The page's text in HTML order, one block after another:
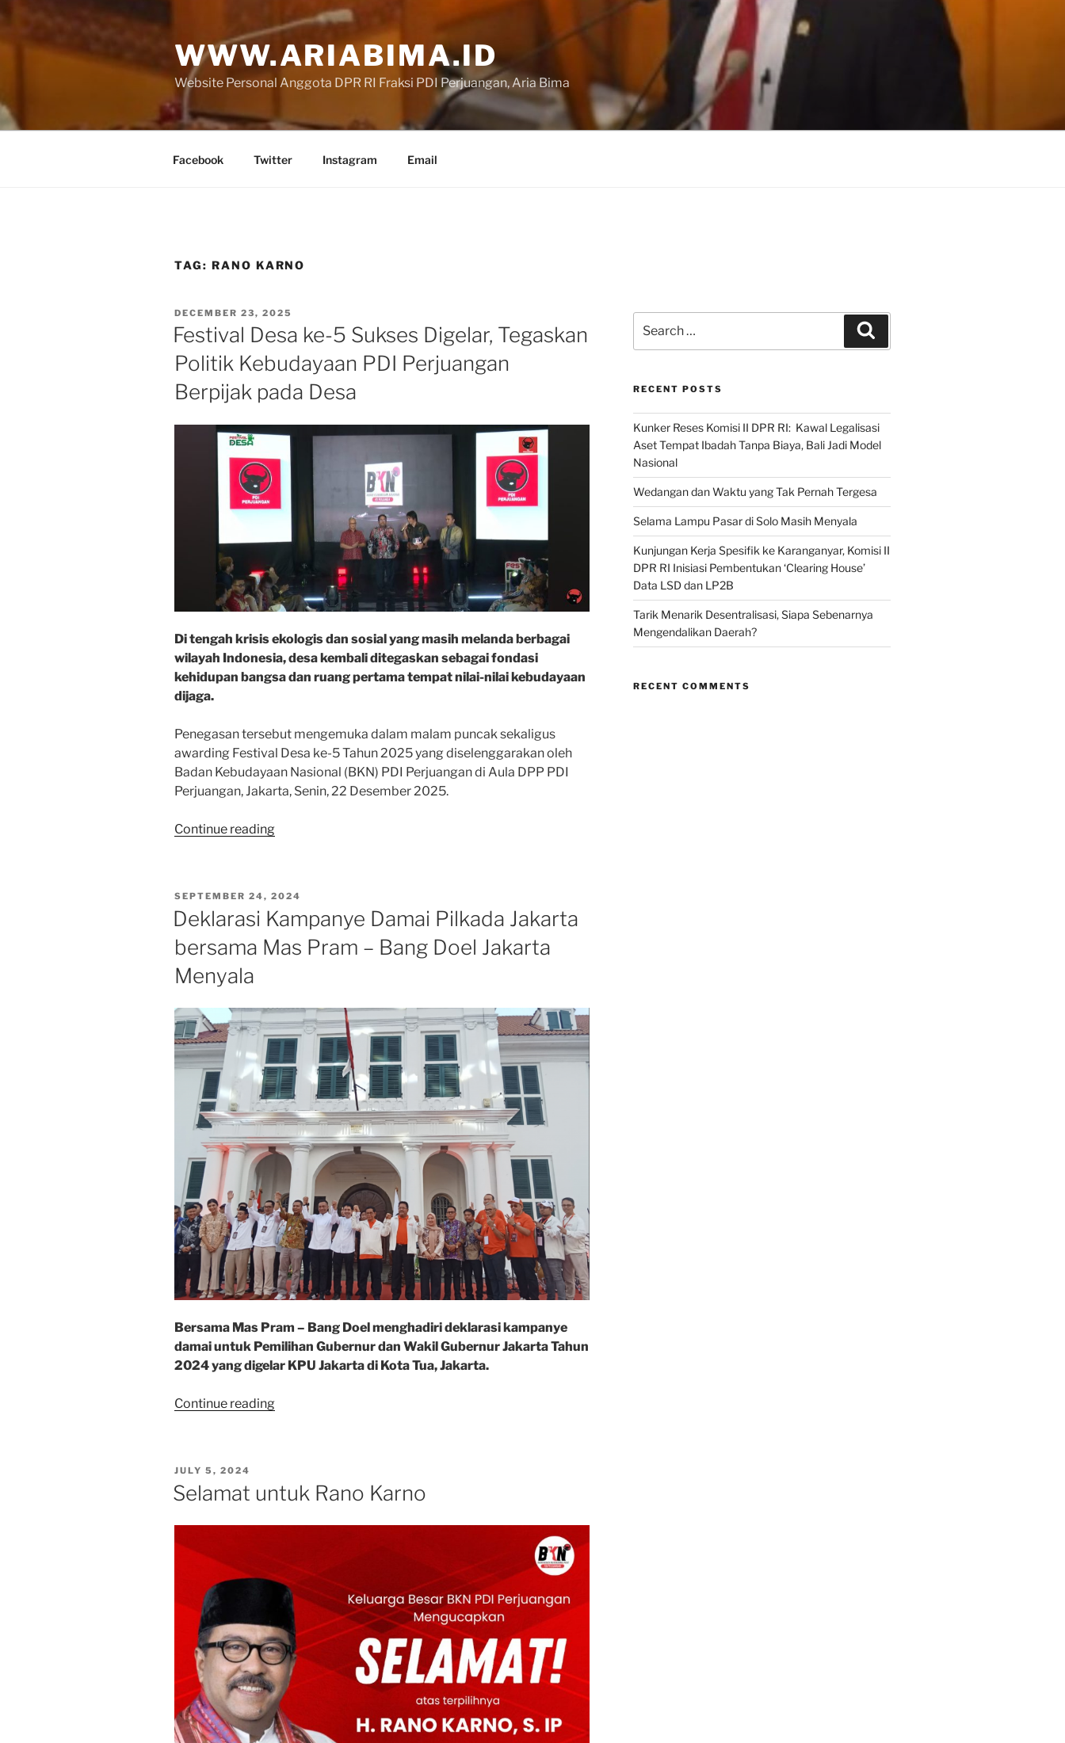
content
WWW.ARIABIMA.ID
Website Personal Anggota DPR RI Fraksi PDI Perjuangan, Aria Bima
Facebook Twitter Instagram Email
TAG: RANO KARNO
POSTED
ON
DECEMBER 23, 2025
Festival Desa ke-5 Sukses Digelar, Tegaskan
Politik Kebudayaan PDI Perjuangan
Berpijak pada Desa
Di tengah krisis ekologis dan sosial yang masih melanda berbagai
wilayah Indonesia, desa kembali ditegaskan sebagai fondasi
kehidupan bangsa dan ruang pertama tempat nilai-nilai kebudayaan
dijaga.
Penegasan tersebut mengemuka dalam malam puncak sekaligus
awarding Festival Desa ke-5 Tahun 2025 yang diselenggarakan oleh
Badan Kebudayaan Nasional (BKN) PDI Perjuangan di Aula DPP PDI
Perjuangan, Jakarta, Senin, 22 Desember 2025.
Continue reading“Festival
Sukses
Digelar,
Tegaskan
Perjuangan
Berpijak
pada
Desa”
POSTED
ON
SEPTEMBER 24, 2024
Deklarasi Kampanye Damai Pilkada Jakarta
bersama Mas Pram – Bang Doel Jakarta
Menyala
Bersama Mas Pram – Bang Doel menghadiri deklarasi kampanye
damai untuk Pemilihan Gubernur dan Wakil Gubernur Jakarta Tahun
2024 yang digelar KPU Jakarta di Kota Tua, Jakarta.
Continue reading“Deklarasi
bersama
Bang
Doel
Jakarta
Menyala”
POSTED
ON
JULY 5, 2024
Selamat untuk Rano Karno
for:
RECENT POSTS
Kunker Reses Komisi II DPR RI: Kawal Legalisasi
Aset Tempat Ibadah Tanpa Biaya, Bali Jadi Model
Nasional
Wedangan dan Waktu yang Tak Pernah Tergesa
Selama Lampu Pasar di Solo Masih Menyala
Kunjungan Kerja Spesifik ke Karanganyar, Komisi II
DPR RI Inisiasi Pembentukan ‘Clearing House’
Data LSD dan LP2B
Tarik Menarik Desentralisasi, Siapa Sebenarnya
Mengendalikan Daerah?
RECENT COMMENTS